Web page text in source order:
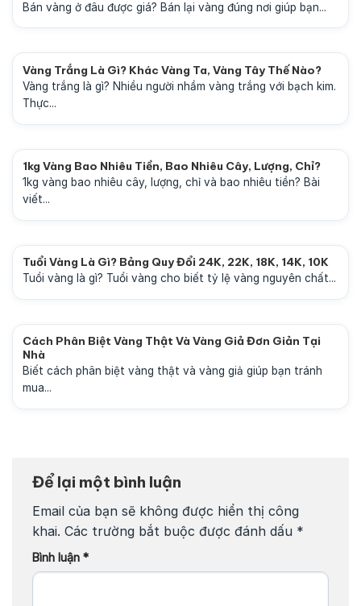
Bán vàng ở đâu được giá? Bán lại vàng đúng nơi giúp bạn...
Vàng Trắng Là Gì? Khác Vàng Ta, Vàng Tây Thế Nào?
Vàng trắng là gì? Nhiều người nhầm vàng trắng với bạch kim.
Thực...
1kg Vàng Bao Nhiêu Tiền, Bao Nhiêu Cây, Lượng, Chỉ?
1kg vàng bao nhiêu cây, lượng, chỉ và bao nhiêu tiền? Bài
viết...
Tuổi Vàng Là Gì? Bảng Quy Đổi 24K, 22K, 18K, 14K, 10K
Tuổi vàng là gì? Tuổi vàng cho biết tỷ lệ vàng nguyên chất...
Cách Phân Biệt Vàng Thật Và Vàng Giả Đơn Giản Tại
Nhà
Biết cách phân biệt vàng thật và vàng giả giúp bạn tránh
mua...
Để lại một bình luận
Email của bạn sẽ không được hiển thị công
khai. Các trường bắt buộc được đánh dấu *
Bình luận *